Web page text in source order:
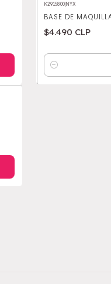
K2915800| NYX
BASE DE
$4.490 CLP
Cantidad